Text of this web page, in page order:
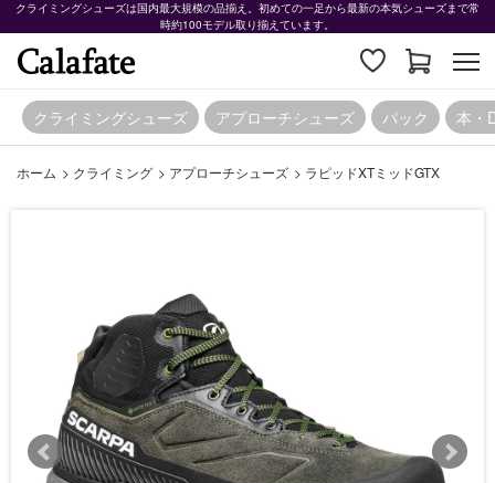
クライミングシューズは国内最大規模の品揃え。初めての一足から最新の本気シューズまで常
時約100モデル取り揃えています。
クライミングシューズ アプローチシューズ パック 本・
ホーム > クライミング > アプローチシューズ > ラピッドXTミッドGTX